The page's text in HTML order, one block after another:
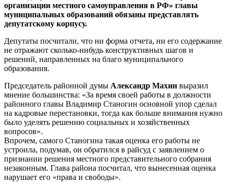
организации местного самоуправления в РФ» главы
муниципальных образований обязаны представлять
депутатскому корпусу.
Депутаты посчитали, что ни форма отчета, ни его содержание
не отражают сколько-нибудь конструктивных шагов и
решений, направленных на благо муниципального
образования.
Председатель районной думы Александр Махин выразил
мнение большинства: «За время своей работы в должности
районного главы Владимир Станогин основной упор сделал
на кадровые перестановки, тогда как больше внимания нужно
было уделять решению социальных и хозяйственных
вопросов».
Впрочем, самого Станогина такая оценка его работы не
устроила, подумав, он обратился в райсуд с заявлением о
признании решения местного представительного собрания
незаконным. Глава района посчитал, что вынесенная оценка
нарушает его «права и свободы».